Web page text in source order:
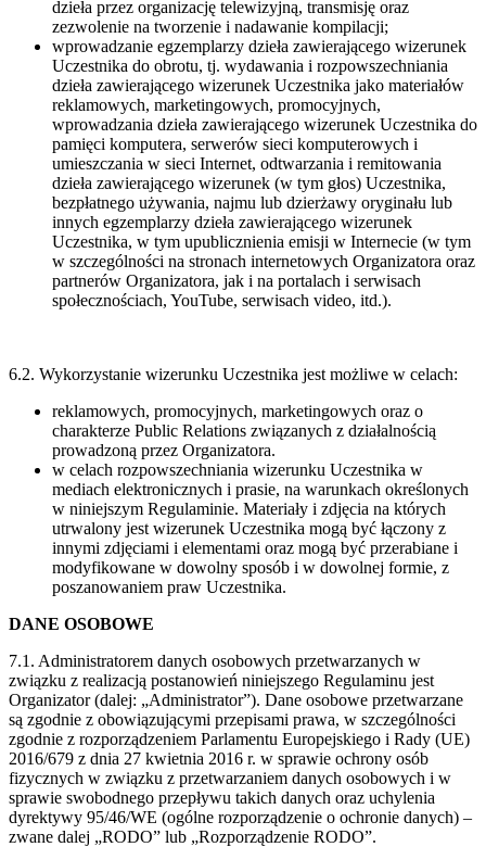
dzieła przez organizację telewizyjną, transmisję oraz
zezwolenie na tworzenie i nadawanie kompilacji;
wprowadzanie egzemplarzy dzieła zawierającego wizerunek
Uczestnika do obrotu, tj. wydawania i rozpowszechniania
dzieła zawierającego wizerunek Uczestnika jako materiałów
reklamowych, marketingowych, promocyjnych,
wprowadzania dzieła zawierającego wizerunek Uczestnika do
pamięci komputera, serwerów sieci komputerowych i
umieszczania w sieci Internet, odtwarzania i remitowania
dzieła zawierającego wizerunek (w tym głos) Uczestnika,
bezpłatnego używania, najmu lub dzierżawy oryginału lub
innych egzemplarzy dzieła zawierającego wizerunek
Uczestnika, w tym upublicznienia emisji w Internecie (w tym
w szczególności na stronach internetowych Organizatora oraz
partnerów Organizatora, jak i na portalach i serwisach
społecznościach, YouTube, serwisach video, itd.).
6.2. Wykorzystanie wizerunku Uczestnika jest możliwe w celach:
reklamowych, promocyjnych, marketingowych oraz o
charakterze Public Relations związanych z działalnością
prowadzoną przez Organizatora.
w celach rozpowszechniania wizerunku Uczestnika w
mediach elektronicznych i prasie, na warunkach określonych
w niniejszym Regulaminie. Materiały i zdjęcia na których
utrwalony jest wizerunek Uczestnika mogą być łączony z
innymi zdjęciami i elementami oraz mogą być przerabiane i
modyfikowane w dowolny sposób i w dowolnej formie, z
poszanowaniem praw Uczestnika.
DANE OSOBOWE
7.1. Administratorem danych osobowych przetwarzanych w
związku z realizacją postanowień niniejszego Regulaminu jest
Organizator (dalej: „Administrator”). Dane osobowe przetwarzane
są zgodnie z obowiązującymi przepisami prawa, w szczególności
zgodnie z rozporządzeniem Parlamentu Europejskiego i Rady (UE)
2016/679 z dnia 27 kwietnia 2016 r. w sprawie ochrony osób
fizycznych w związku z przetwarzaniem danych osobowych i w
sprawie swobodnego przepływu takich danych oraz uchylenia
dyrektywy 95/46/WE (ogólne rozporządzenie o ochronie danych) –
zwane dalej „RODO” lub „Rozporządzenie RODO”.